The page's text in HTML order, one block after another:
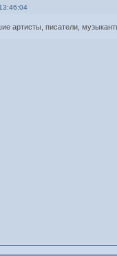
артисты, писатели,